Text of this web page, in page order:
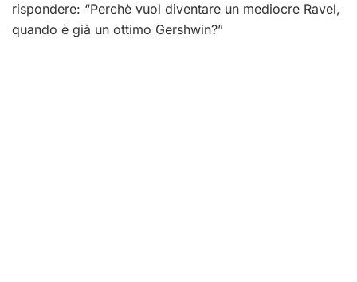
rispondere: “Perchè vuol diventare un mediocre Ravel,
quando è già un ottimo Gershwin?”